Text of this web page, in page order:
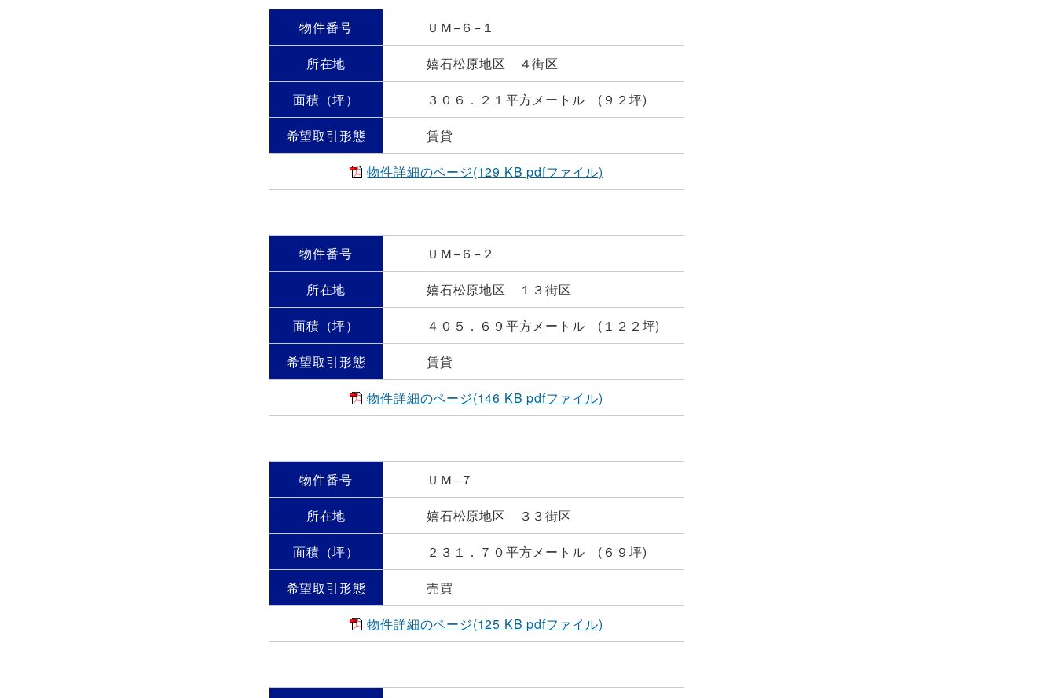
物件番号
ＵＭ−６−１
所在地
嬉石松原地区 ４街区
面積（坪）
３０６．２１平方メートル (９２坪)
希望取引形態
賃貸
物件詳細のページ(129 KB pdfファイル)
物件番号
ＵＭ−６−２
所在地
嬉石松原地区 １３街区
面積（坪）
４０５．６９平方メートル (１２２坪)
希望取引形態
賃貸
物件詳細のページ(146 KB pdfファイル)
物件番号
ＵＭ−７
所在地
嬉石松原地区 ３３街区
面積（坪）
２３１．７０平方メートル (６９坪)
希望取引形態
売買
物件詳細のページ(125 KB pdfファイル)